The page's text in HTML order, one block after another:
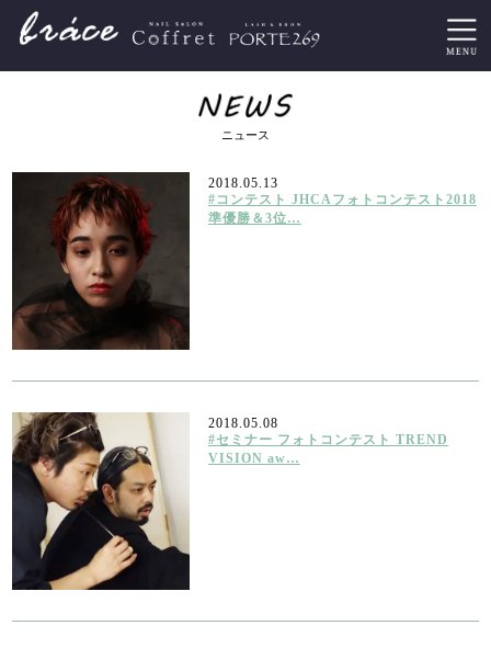
ニュース
2018.05.13
#コンテスト JHCAフォトコンテスト2018
準優勝＆3位…
2018.05.08
#セミナー フォトコンテスト TREND
VISION aw…